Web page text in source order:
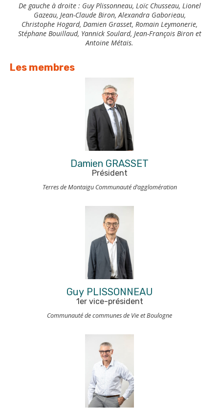
De gauche à droite : Guy Plissonneau, Loïc Chusseau, Lionel
Gazeau, Jean-Claude Biron, Alexandra Gaborieau,
Christophe Hogard, Damien Grasset, Romain Leymonerie,
Stéphane Bouillaud, Yannick Soulard, Jean-François Biron et
Antoine Métais.
Les membres
Damien GRASSET
Président
Terres de Montaigu Communauté d’agglomération
Guy PLISSONNEAU
1er vice-président
Communauté de communes de Vie et Boulogne